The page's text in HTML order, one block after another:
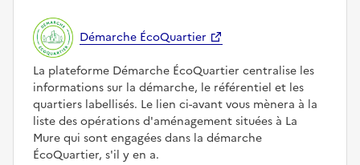
Démarche ÉcoQuartier
La plateforme Démarche ÉcoQuartier centralise les
informations sur la démarche, le référentiel et les
quartiers labellisés. Le lien ci-avant vous mènera à la
liste des opérations d'aménagement situées à La
Mure qui sont engagées dans la démarche
ÉcoQuartier, s'il y en a.